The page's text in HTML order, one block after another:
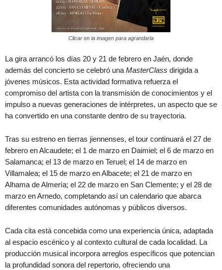
Clicar en la imagen para agrandarla
La gira arrancó los días 20 y 21 de febrero en Jaén, donde
además del concierto se celebró una MasterClass dirigida a
jóvenes músicos. Esta actividad formativa refuerza el
compromiso del artista con la transmisión de conocimientos y el
impulso a nuevas generaciones de intérpretes, un aspecto que se
ha convertido en una constante dentro de su trayectoria.
Tras su estreno en tierras jiennenses, el tour continuará el 27 de
febrero en Alcaudete; el 1 de marzo en Daimiel; el 6 de marzo en
Salamanca; el 13 de marzo en Teruel; el 14 de marzo en
Villamalea; el 15 de marzo en Albacete; el 21 de marzo en
Alhama de Almería; el 22 de marzo en San Clemente; y el 28 de
marzo en Arnedo, completando así un calendario que abarca
diferentes comunidades autónomas y públicos diversos.
Cada cita está concebida como una experiencia única, adaptada
al espacio escénico y al contexto cultural de cada localidad. La
producción musical incorpora arreglos específicos que potencian
la profundidad sonora del repertorio, ofreciendo una